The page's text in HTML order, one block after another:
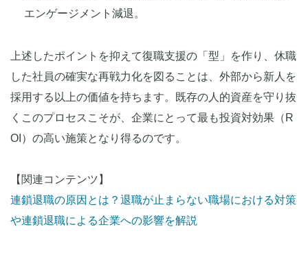
エンゲージメント減退。
上述したポイントを抑えて復職支援の「型」を作り、休職
した社員の確実な再戦力化を図ることは、外部から新人を
採用する以上の価値を持ちます。既存の人的資産を守り抜
くこのプロセスこそが、企業にとって最も投資対効果（R
OI）の高い施策となり得るのです。
【関連コンテンツ】
連鎖退職の原因とは？退職が止まらない職場における対策
や連鎖退職による企業への影響を解説